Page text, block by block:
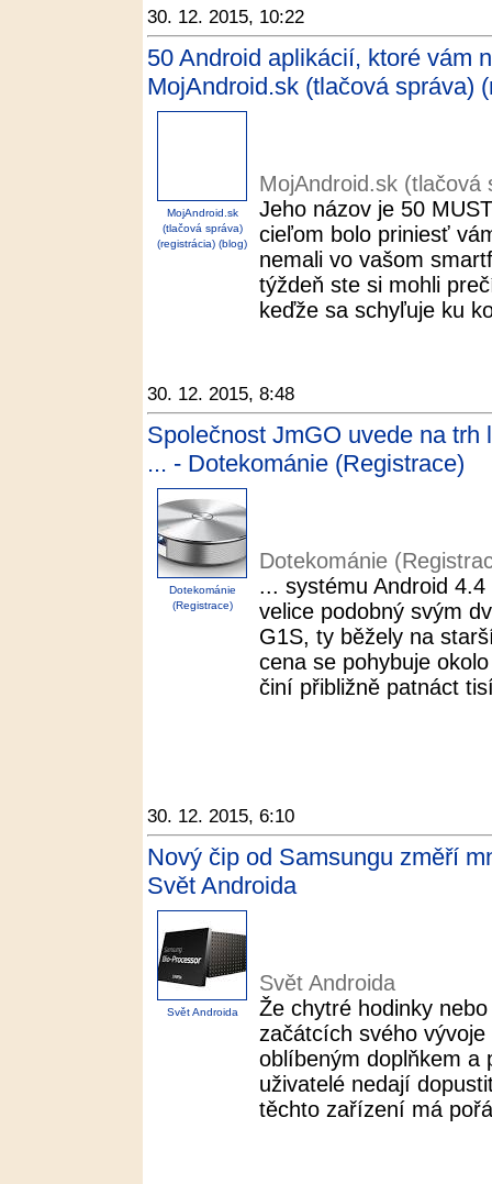
30. 12. 2015, 10:22
50 Android aplikácií, ktoré vám
MojAndroid.sk (tlačová správa)
MojAndroid.sk
(tlačová správa)
(registrácia) (blog)
MojAndroid.sk
Jeho názov je 50
cieľom bolo priniesť
nemali vo vašom
týždeň ste si mohli
keďže sa schyľuje ku
30. 12. 2015, 8:48
Společnost JmGO uvede na
... - Dotekománie (Registrace)
Dotekománie
(Registrace)
Dotekománie
... systému Android
velice podobný svým
G1S, ty běžely na
cena se pohybuje
činí přibližně patnáct
30. 12. 2015, 6:10
Nový čip od Samsungu změří
Svět Androida
Svět Androida
Svět Androida
Že chytré hodinky
začátcích svého
oblíbeným doplňkem a
uživatelé nedají
těchto zařízení má